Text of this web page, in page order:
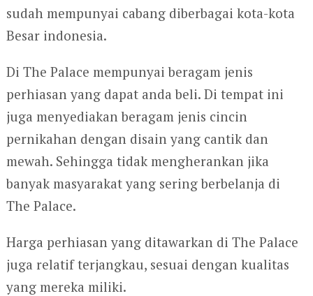
sudah mempunyai cabang diberbagai kota-kota
Besar indonesia.
Di The Palace mempunyai beragam jenis
perhiasan yang dapat anda beli. Di tempat ini
juga menyediakan beragam jenis cincin
pernikahan dengan disain yang cantik dan
mewah. Sehingga tidak mengherankan jika
banyak masyarakat yang sering berbelanja di
The Palace.
Harga perhiasan yang ditawarkan di The Palace
juga relatif terjangkau, sesuai dengan kualitas
yang mereka miliki.